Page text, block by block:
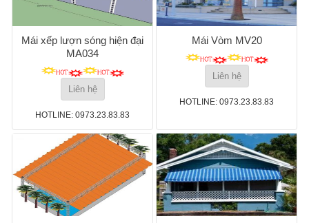
Mái xếp lượn sóng hiện đại
MA034
Liên hệ
HOTLINE: 0973.23.83.83
Mái Vòm MV20
Liên hệ
HOTLINE: 0973.23.83.83